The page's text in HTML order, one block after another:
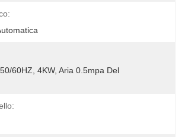
60HZ, 4KW, Aria 0.5mpa Del